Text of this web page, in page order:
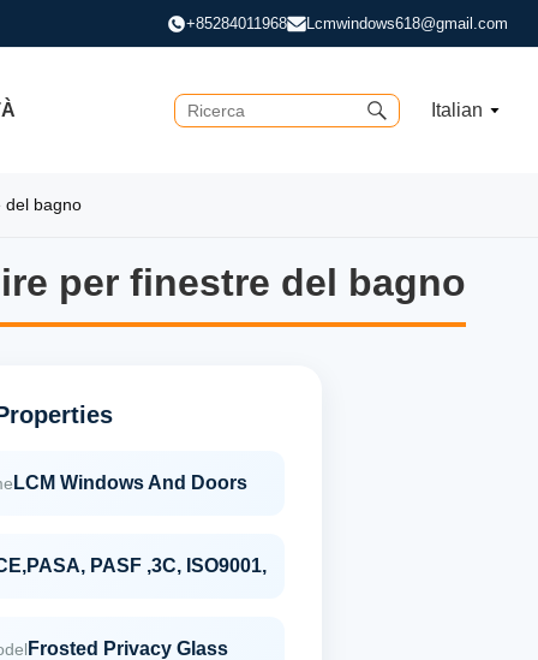
+85284011968 Lcmwindows618@gmail.com
Italian
del bagno
per finestre del bagno
per finestre del bagno
LCM Windows And Doors
PASF ,3C, ISO9001,
Frosted Privacy Glass